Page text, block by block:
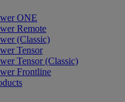
ONE
Remote
(Classic)
Tensor
Tensor (Classic)
Frontline